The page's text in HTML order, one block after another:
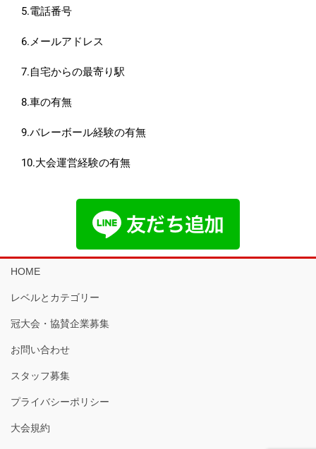
5.電話番号
6.メールアドレス
7.自宅からの最寄り駅
8.車の有無
9.バレーボール経験の有無
10.大会運営経験の有無
HOME
レベルとカテゴリー
冠大会・協賛企業募集
お問い合わせ
スタッフ募集
プライバシーポリシー
大会規約